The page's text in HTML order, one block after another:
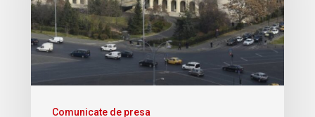
Comunicate de presa